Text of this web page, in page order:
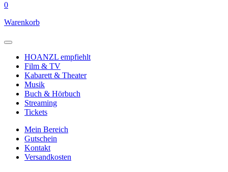
0
Warenkorb
HOANZL empfiehlt
Film & TV
Kabarett & Theater
Musik
Buch & Hörbuch
Streaming
Tickets
Mein Bereich
Gutschein
Kontakt
Versandkosten